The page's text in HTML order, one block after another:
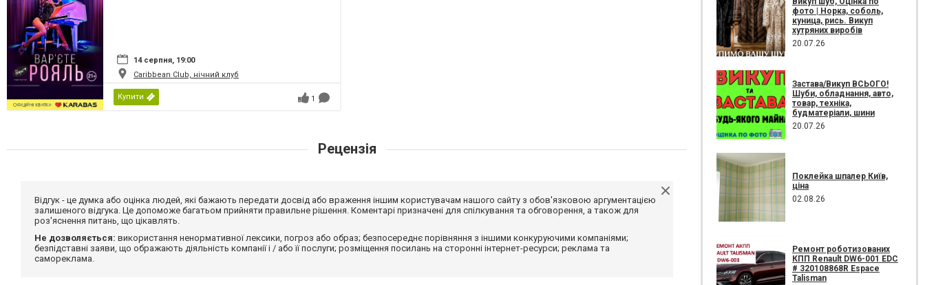
14 серпня, 19:00
Caribbean Club, нічний клуб
Купити 1
Рецензія
Відгук - це думка або оцінка людей, які бажають передати досвід або враження іншим користувачам нашого сайту з обов'язковою аргументацією
залишеного відгука. Це допоможе багатьом прийняти правильне рішення. Коментарі призначені для спілкування та обговорення, а також для
роз'яснення питань, що цікавлять.
Не дозволяється: використання ненормативної лексики, погроз або образ; безпосереднє порівняння з іншими конкуруючими компаніями;
безпідставні заяви, що ображають діяльність компанії і / або її послуги; розміщення посилань на сторонні інтернет-ресурси; реклама та
самореклама.
фото | Норка, соболь,
куница, рись. Викуп
хутряних виробів
20.07.26
Застава/Викуп ВСЬОГО!
Шуби, обладнання, авто,
товар, техніка,
будматеріали, шини
20.07.26
Поклейка шпалер Київ,
ціна
02.08.26
Ремонт роботизованих
КПП Renault DW6-001 EDC
# 320108868R Espace
Talisman